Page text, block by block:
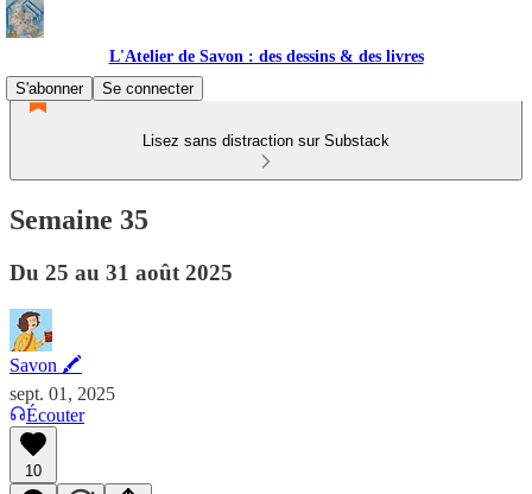
L'Atelier de Savon : des dessins & des livres
S'abonner
Se connecter
Lisez sans distraction sur Substack
Semaine 35
Du 25 au 31 août 2025
Savon 🖍
sept. 01, 2025
Écouter
10